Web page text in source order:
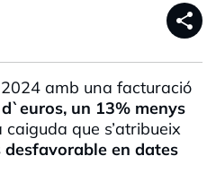
share
amb una facturació
un 13% menys
caiguda que s’atribueix
desfavorable en dates